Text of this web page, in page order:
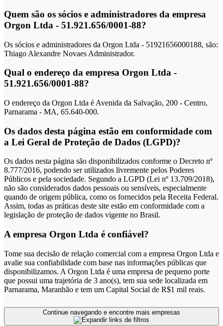
Quem são os sócios e administradores da empresa
Orgon Ltda - 51.921.656/0001-88?
Os sócios e administradores da Orgon Ltda - 51921656000188, são:
Thiago Alexandre Novaes Administrador.
Qual o endereço da empresa Orgon Ltda -
51.921.656/0001-88?
O endereço da Orgon Ltda é Avenida da Salvação, 200 - Centro,
Parnarama - MA, 65.640-000.
Os dados desta página estão em conformidade com
a Lei Geral de Proteção de Dados (LGPD)?
Os dados nesta página são disponibilizados conforme o Decreto nº
8.777/2016, podendo ser utilizados livremente pelos Poderes
Públicos e pela sociedade. Segundo a LGPD (Lei nº 13.709/2018),
não são considerados dados pessoais ou sensíveis, especialmente
quando de origem pública, como os fornecidos pela Receita Federal.
Assim, todas as práticas deste site estão em conformidade com a
legislação de proteção de dados vigente no Brasil.
A empresa Orgon Ltda é confiável?
Tome sua decisão de relação comercial com a empresa Orgon Ltda e
avalie sua confiabilidade com base nas informações públicas que
disponibilizamos. A Orgon Ltda é uma empresa de pequeno porte
que possui uma trajetória de 3 ano(s), tem sua sede localizada em
Parnarama, Maranhão e tem um Capital Social de R$1 mil reais.